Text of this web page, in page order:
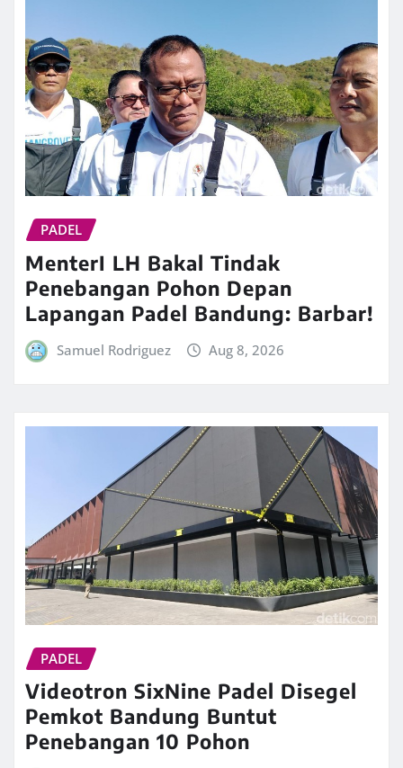
PADEL
MenterI LH Bakal Tindak
Penebangan Pohon Depan
Lapangan Padel Bandung: Barbar!
Samuel Rodriguez Aug 8, 2026
PADEL
Videotron SixNine Padel Disegel
Pemkot Bandung Buntut
Penebangan 10 Pohon